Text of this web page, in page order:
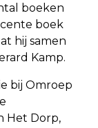
boeken
boek
hij samen
Kamp.
bij Omroep
Het Dorp,